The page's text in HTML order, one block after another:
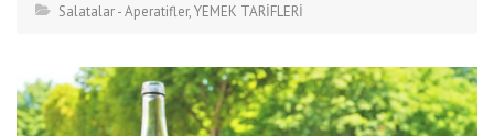
Salatalar - Aperatifler,YEMEK TARİFLERİ